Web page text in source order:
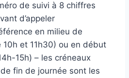
de suivi à 8 chiffres
d’appeler
en milieu de
10h et 11h30) ou en début
15h) – les créneaux
fin de journée sont les